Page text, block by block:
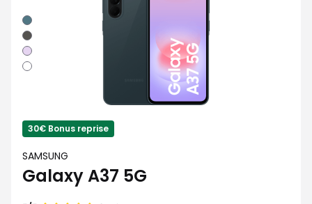
Vert
Graphite
Lavande
Blanc
30€ Bonus reprise
SAMSUNG
Galaxy A37 5G